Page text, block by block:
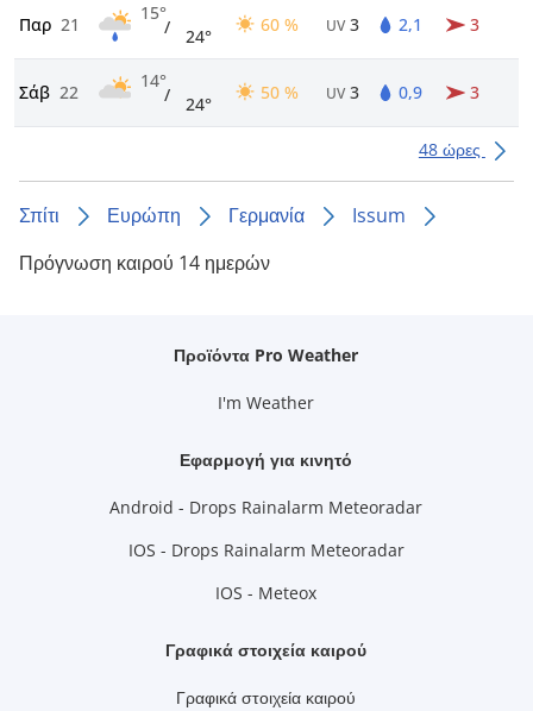
Παρ 21
15°
/ 24°
60 % UV 3 2,1 3
Σάβ 22
14°
/ 24°
50 % UV 3 0,9 3
48 ώρες
Σπίτι Ευρώπη Γερμανία
Issum
Πρόγνωση καιρού 14 ημερών
Προϊόντα Pro Weather
I'm Weather
Εφαρμογή για κινητό
Android - Drops Rainalarm Meteoradar
IOS - Drops Rainalarm Meteoradar
IOS - Meteox
Γραφικά στοιχεία καιρού
Γραφικά στοιχεία καιρού